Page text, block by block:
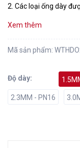
2. Các loại ống dày
Xem thêm
Mã sản phẩm:
Độ dày:
2.3MM - PN16